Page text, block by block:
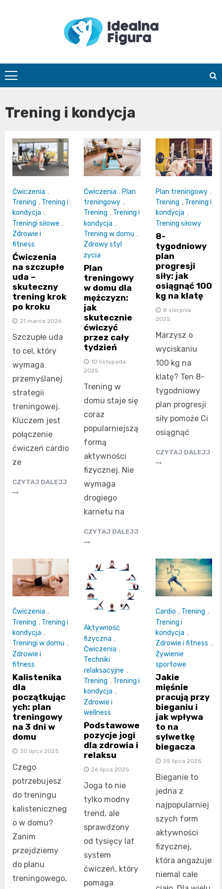
Trening i kondycja
Ćwiczenia ,
Trening , Trening i
kondycja ,
Treningi siłowe ,
Zdrowie i
fitness
Ćwiczenia
na szczupłe
uda –
skuteczny
trening krok
po kroku
21 marca 2026
Szczupłe uda
to cel, który
wymaga
przemyślanej
strategii
treningowej.
Kluczem jest
połączenie
ćwiczeń cardio
ze
CZYTAJ DALEJJ
Ćwiczenia , Plan
treningowy ,
Trening , Trening i
kondycja ,
Trening w domu ,
Zdrowy styl
życia
Plan
treningowy
w domu dla
mężczyzn:
jak
skutecznie
ćwiczyć
przez cały
tydzień
10 listopada
2025
Trening w
domu staje się
coraz
popularniejszą
formą
aktywności
fizycznej. Nie
wymaga
drogiego
karnetu na
CZYTAJ DALEJJ
Plan treningowy ,
Trening , Trening i
kondycja ,
Trening siłowy
8-
tygodniowy
plan
progresji
siły: jak
osiągnąć 100
kg na klatę
8 sierpnia
2025
Marzysz o
wyciskaniu
100 kg na
klatę? Ten 8-
tygodniowy
plan progresji
siły pomoże Ci
osiągnąć
CZYTAJ DALEJJ
Ćwiczenia ,
Trening , Trening i
kondycja ,
Treningi w domu ,
Zdrowie i
fitness
Kalistenika
dla
początkując
ych: plan
treningowy
na 3 dni w
domu
30 lipca 2025
Czego
potrzebujesz
do treningu
kalisteniczneg
o w domu?
Zanim
przejdziemy
do planu
treningowego,
Aktywność
fizyczna ,
Ćwiczenia ,
Techniki
relaksacyjne ,
Trening , Trening i
kondycja ,
Zdrowie i
wellness
Podstawowe
pozycje jogi
dla zdrowia i
relaksu
26 lipca 2025
Joga to nie
tylko modny
trend, ale
sprawdzony
od tysięcy lat
system
ćwiczeń, który
pomaga
Cardio , Trening ,
Trening i
kondycja ,
Zdrowie i fitness ,
Żywienie
sportowe
Jakie
mięśnie
pracują przy
bieganiu i
jak wpływa
to na
sylwetkę
biegacza
25 lipca 2025
Bieganie to
jedna z
najpopularniej
szych form
aktywności
fizycznej,
która angażuje
niemal całe